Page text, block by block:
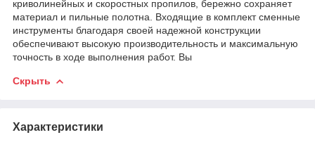
криволинейных и скоростных пропилов, бережно сохраняет
материал и пильные полотна. Входящие в комплект сменные
инструменты благодаря своей надежной конструкции
обеспечивают высокую производительность и максимальную
точность в ходе выполнения работ. Вы
Скрыть
Характеристики